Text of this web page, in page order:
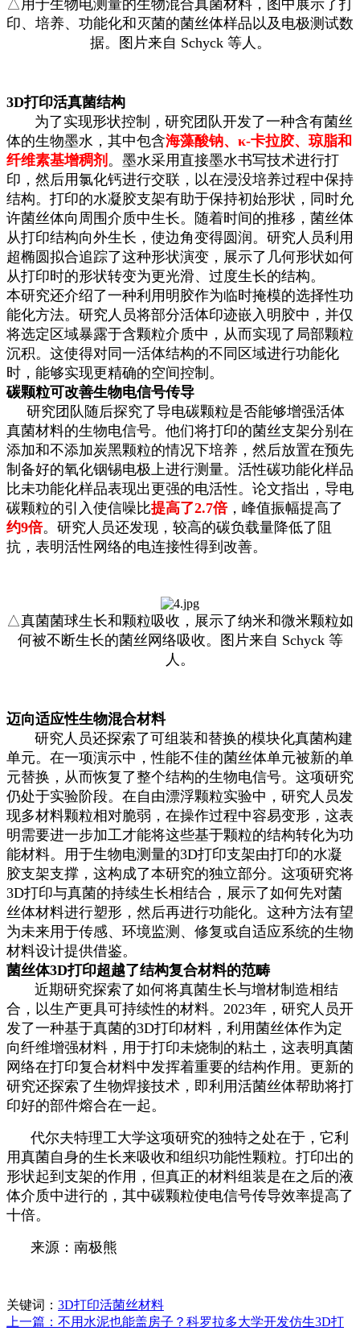
△用于生物电测量的生物混合真菌材料，图中展示了打
印、培养、功能化和灭菌的菌丝体样品以及电极测试数
据。图片来自 Schyck 等人。
3D打印活真菌结构
为了实现形状控制，研究团队开发了一种含有菌丝
体的生物墨水，其中包含海藻酸钠、κ-卡拉胶、琼脂和
纤维素基增稠剂 。墨水采用直接墨水书写技术进行打
印，然后用氯化钙进行交联，以在浸没培养过程中保持
结构。打印的水凝胶支架有助于保持初始形状，同时允
许菌丝体向周围介质中生长。随着时间的推移，菌丝体
从打印结构向外生长，使边角变得圆润。研究人员利用
超椭圆拟合追踪了这种形状演变，展示了几何形状如何
从打印时的形状转变为更光滑、过度生长的结构。
本研究还介绍了一种利用明胶作为临时掩模的选择性功
能化方法。研究人员将部分活体印迹嵌入明胶中，并仅
将选定区域暴露于含颗粒介质中，从而实现了局部颗粒
沉积。这使得对同一活体结构的不同区域进行功能化
时，能够实现更精确的空间控制。
碳颗粒可改善生物电信号传导
研究团队随后探究了导电碳颗粒是否能够增强活体
真菌材料的生物电信号。他们将打印的菌丝支架分别在
添加和不添加炭黑颗粒的情况下培养，然后放置在预先
制备好的氧化铟锡电极上进行测量。活性碳功能化样品
比未功能化样品表现出更强的电活性。论文指出，导电
碳颗粒的引入使信噪比提高了2.7倍，峰值振幅提高了
约9倍。研究人员还发现，较高的碳负载量降低了阻
抗，表明活性网络的电连接性得到改善。
△真菌菌球生长和颗粒吸收，展示了纳米和微米颗粒如
何被不断生长的菌丝网络吸收。图片来自 Schyck 等
人。
迈向适应性生物混合材料
研究人员还探索了可组装和替换的模块化真菌构建
单元。在一项演示中，性能不佳的菌丝体单元被新的单
元替换，从而恢复了整个结构的生物电信号。这项研究
仍处于实验阶段。在自由漂浮颗粒实验中，研究人员发
现多材料颗粒相对脆弱，在操作过程中容易变形，这表
明需要进一步加工才能将这些基于颗粒的结构转化为功
能材料。用于生物电测量的3D打印支架由打印的水凝
胶支架支撑，这构成了本研究的独立部分。这项研究将
3D打印与真菌的持续生长相结合，展示了如何先对菌
丝体材料进行塑形，然后再进行功能化。这种方法有望
为未来用于传感、环境监测、修复或自适应系统的生物
材料设计提供借鉴。
菌丝体3D打印超越了结构复合材料的范畴
近期研究探索了如何将真菌生长与增材制造相结
合，以生产更具可持续性的材料。2023年，研究人员开
发了一种基于真菌的3D打印材料，利用菌丝体作为定
向纤维增强材料，用于打印未烧制的粘土，这表明真菌
网络在打印复合材料中发挥着重要的结构作用。更新的
研究还探索了生物焊接技术，即利用活菌丝体帮助将打
印好的部件熔合在一起。
代尔夫特理工大学这项研究的独特之处在于，它利
用真菌自身的生长来吸收和组织功能性颗粒。打印出的
形状起到支架的作用，但真正的材料组装是在之后的液
体介质中进行的，其中碳颗粒使电信号传导效率提高了
十倍。
来源：南极熊
关键词： 3D打印活菌丝材料
上一篇：不用水泥也能盖房子？科罗拉多大学开发仿生3D打